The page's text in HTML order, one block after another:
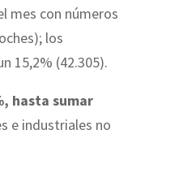
mes con números
los
15,2% (42.305).
hasta sumar
e industriales no